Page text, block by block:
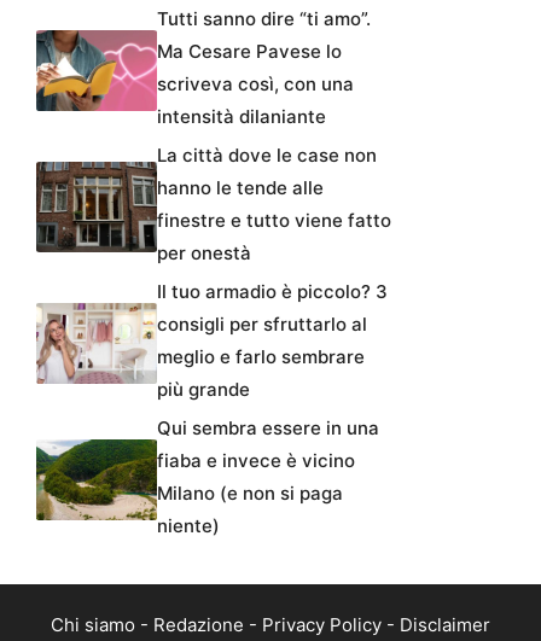
Tutti sanno dire “ti amo”.
Ma Cesare Pavese lo
scriveva così, con una
intensità dilaniante
La città dove le case non
hanno le tende alle
finestre e tutto viene fatto
per onestà
Il tuo armadio è piccolo? 3
consigli per sfruttarlo al
meglio e farlo sembrare
più grande
Qui sembra essere in una
fiaba e invece è vicino
Milano (e non si paga
niente)
Chi siamo - Redazione - Privacy Policy - Disclaimer